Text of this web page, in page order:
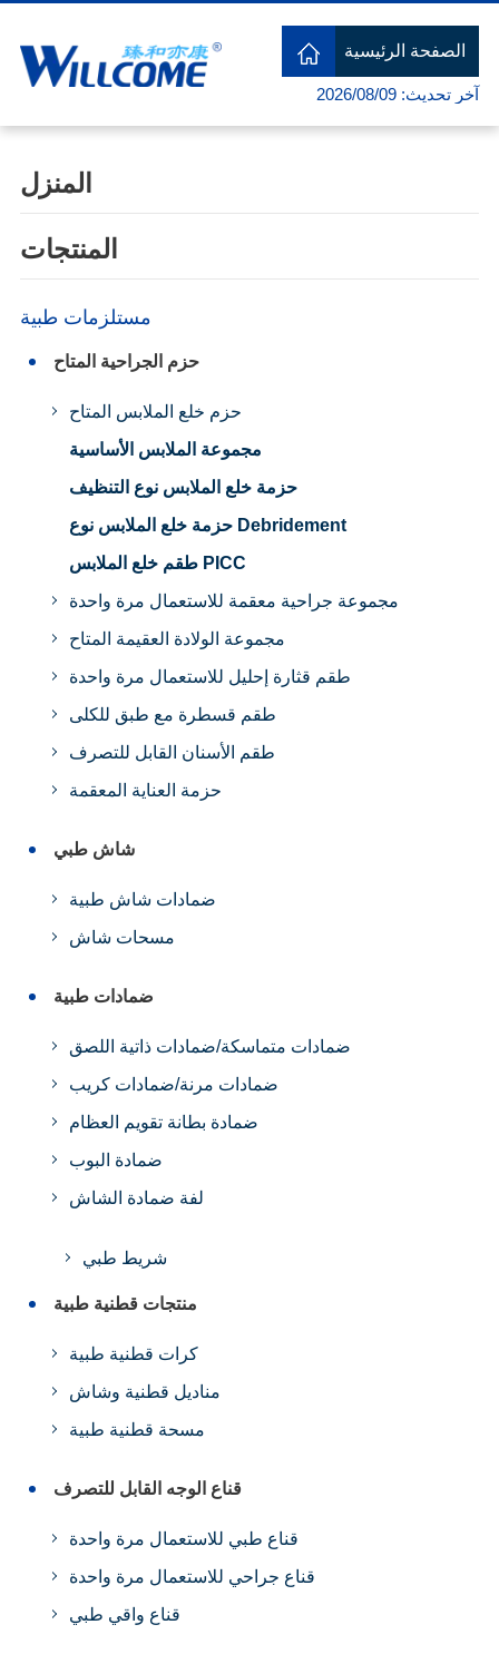
الصفحة الرئيسية
آخر تحديث: 2026/08/09
المنزل
المنتجات
مستلزمات طبية
حزم الجراحية المتاح
حزم خلع الملابس المتاح
مجموعة الملابس الأساسية
حزمة خلع الملابس نوع التنظيف
حزمة خلع الملابس نوع Debridement
طقم خلع الملابس PICC
مجموعة جراحية معقمة للاستعمال مرة واحدة
مجموعة الولادة العقيمة المتاح
طقم قثارة إحليل للاستعمال مرة واحدة
طقم قسطرة مع طبق للكلى
طقم الأسنان القابل للتصرف
حزمة العناية المعقمة
شاش طبي
ضمادات شاش طبية
مسحات شاش
ضمادات طبية
ضمادات متماسكة/ضمادات ذاتية اللصق
ضمادات مرنة/ضمادات كريب
ضمادة بطانة تقويم العظام
ضمادة البوب
لفة ضمادة الشاش
شريط طبي
منتجات قطنية طبية
كرات قطنية طبية
مناديل قطنية وشاش
مسحة قطنية طبية
قناع الوجه القابل للتصرف
قناع طبي للاستعمال مرة واحدة
قناع جراحي للاستعمال مرة واحدة
قناع واقي طبي